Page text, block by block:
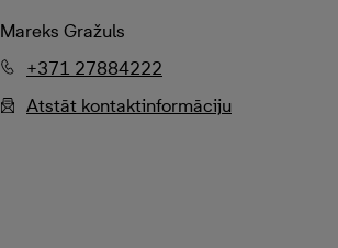
Mareks Gražuls
+371 27884222
Atstāt kontaktinformāciju